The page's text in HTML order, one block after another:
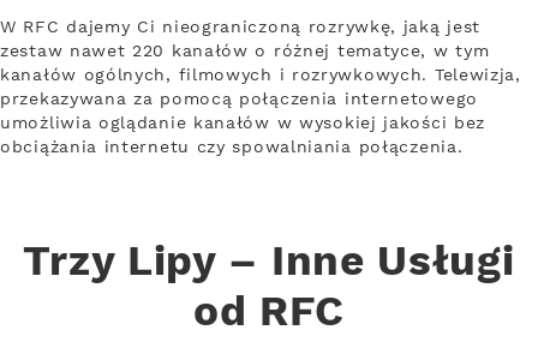
W RFC dajemy Ci nieograniczoną rozrywkę, jaką jest
zestaw nawet 220 kanałów o różnej tematyce, w tym
kanałów ogólnych, filmowych i rozrywkowych. Telewizja,
przekazywana za pomocą połączenia internetowego
umożliwia oglądanie kanałów w wysokiej jakości bez
obciążania internetu czy spowalniania połączenia.
Trzy Lipy – Inne Usługi
od RFC